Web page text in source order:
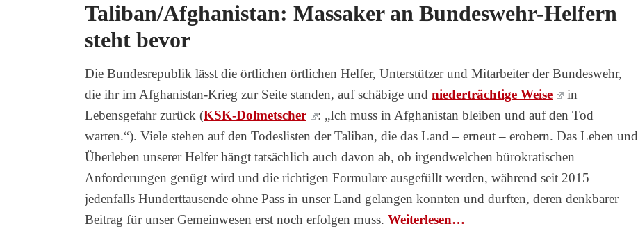
Taliban/Afghanistan: Massaker an Bundeswehr-Helfern
steht bevor
Die Bundesrepublik lässt die örtlichen örtlichen Helfer, Unterstützer und Mitarbeiter der Bundeswehr,
die ihr im Afghanistan-Krieg zur Seite standen, auf schäbige und niederträchtige Weise
in
Lebensgefahr zurück (KSK-Dolmetscher
: „Ich muss in Afghanistan bleiben und auf den Tod
warten.“). Viele stehen auf den Todeslisten der Taliban, die das Land – erneut – erobern. Das Leben und
Überleben unserer Helfer hängt tatsächlich auch davon ab, ob irgendwelchen bürokratischen
Anforderungen genügt wird und die richtigen Formulare ausgefüllt werden, während seit 2015
jedenfalls Hunderttausende ohne Pass in unser Land gelangen konnten und durften, deren denkbarer
Beitrag für unser Gemeinwesen erst noch erfolgen muss. Wei­ter­le­sen…